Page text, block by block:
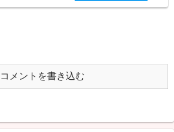
コメントを書き込む